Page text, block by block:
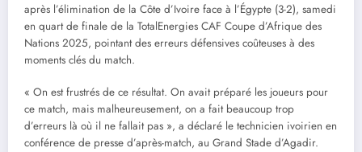
après l’élimination de la Côte d’Ivoire face à l’Égypte (3-2), samedi
en quart de finale de la TotalEnergies CAF Coupe d’Afrique des
Nations 2025, pointant des erreurs défensives coûteuses à des
moments clés du match.
« On est frustrés de ce résultat. On avait préparé les joueurs pour
ce match, mais malheureusement, on a fait beaucoup trop
d’erreurs là où il ne fallait pas », a déclaré le technicien ivoirien en
conférence de presse d’après-match, au Grand Stade d’Agadir.